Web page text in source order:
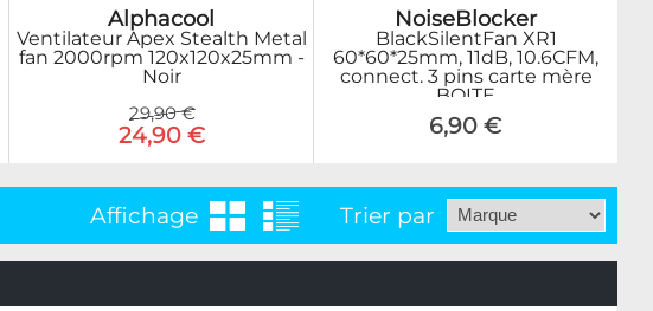
Alphacool
Ventilateur Apex Stealth Metal
fan 2000rpm 120x120x25mm -
Noir
29,90 €
24,90 €
NoiseBlocker
BlackSilentFan XR1
60*60*25mm, 11dB, 10.6CFM,
connect. 3 pins carte mère
BOITE
6,90 €
Affichage Trier par